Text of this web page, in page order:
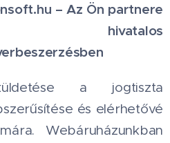
– Az Ön partnere
a jogtiszta
és elérhetővé
Webáruházunkban